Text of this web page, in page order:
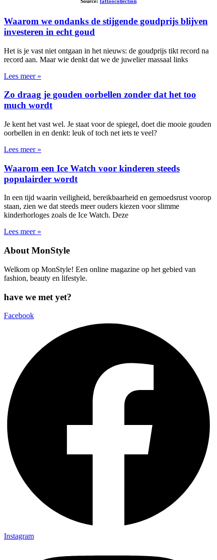
Waarom we ondanks de stijgende goudprijs blijven
investeren in echt goud
Het is je vast niet ontgaan in het nieuws: de goudprijs tikt record na
record aan. Maar wie denkt dat we de juwelier massaal links
Lees meer »
Zo draag je gouden oorbellen zonder dat het too
much wordt
Je kent het vast wel. Je staat voor de spiegel, doet die mooie gouden
oorbellen in en denkt: leuk of toch net iets te veel?
Lees meer »
Waarom een Ice Watch voor kinderen steeds
populairder wordt
In een tijd waarin veiligheid, bereikbaarheid en gemoedsrust voorop
staan, zien we dat steeds meer ouders kiezen voor slimme
kinderhorloges zoals de Ice Watch. Deze
Lees meer »
About MonStyle
Welkom op MonStyle! Een online magazine op het gebied van
fashion, beauty en lifestyle.
have we met yet?
Facebook
Instagram